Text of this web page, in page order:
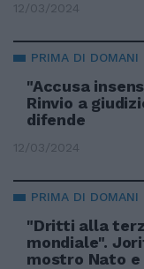
12/03/2024
PRIMA DI DOMANI
"Accusa
Rinvio a
difende
12/03/2024
PRIMA DI DOMANI
"Dritti alla
mondiale".
mostro Nato e